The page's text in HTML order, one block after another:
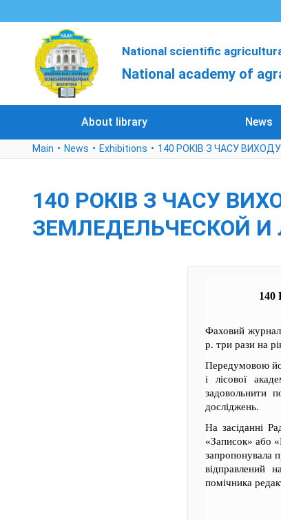
National scientific
National academy of
About library News
Main News Exhibitions 140 РОКІВ З ЧАСУ
140 РОКІВ З ЧАСУ
ЗЕМЛЕДЕЛЬЧЕСКОЙ И
Фаховий
р. три рази на
Передумовою
і лісової
задовольнити
досліджень.
На засіданні
«Записок» або
запропонувала
відправлений
помічника